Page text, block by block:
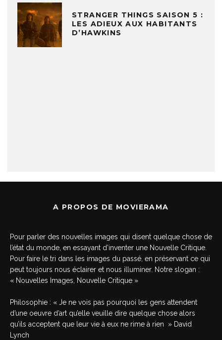
STRANGER THINGS SAISON 5 :
LES ADIEUX AUX HABITANTS
D’HAWKINS
A PROPOS DE MOVIERAMA
Pour parler des nouvelles images qui disent quelque chose de
l’état du monde, en essayant d’inventer une Nouvelle Critique.
Pour faire le tri dans les images du passé, en préservant ce qui
peut toujours nous éclairer et nous illuminer. Notre slogan :
« Nouvelles Images, Nouvelle Critique »
Philosophie : « Je ne vois pas pourquoi les gens attendent
d’une oeuvre d’art qu’elle veuille dire quelque chose alors
qu’ils acceptent que leur vie à eux ne rime à rien » David
Lynch